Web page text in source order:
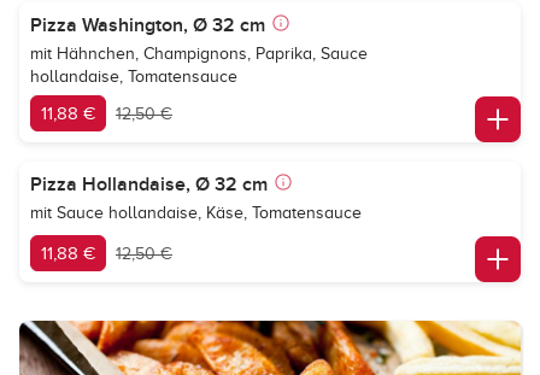
Pizza Washington, Ø 32 cm
mit Hähnchen, Champignons, Paprika, Sauce
hollandaise, Tomatensauce
11,88 € 12,50 €
Pizza Hollandaise, Ø 32 cm
mit Sauce hollandaise, Käse, Tomatensauce
11,88 € 12,50 €